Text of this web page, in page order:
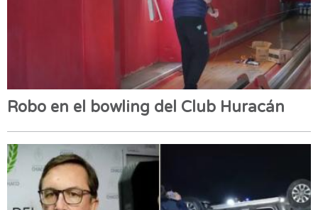
Robo en el bowling del Club Huracán